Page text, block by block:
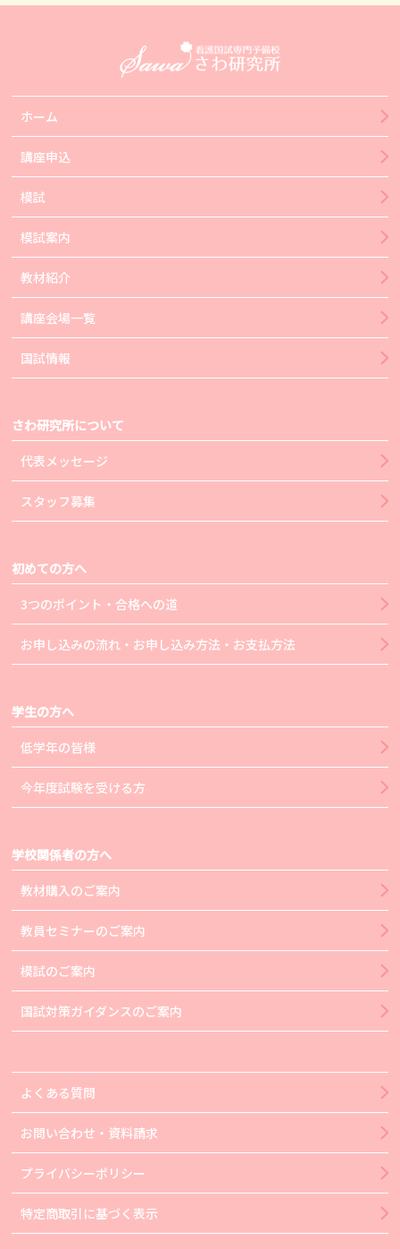
ホーム
講座申込
模試
模試案内
教材紹介
講座会場一覧
国試情報
さわ研究所について
代表メッセージ
スタッフ募集
初めての方へ
3つのポイント・合格への道
お申し込みの流れ・お申し込み方法・お支払方法
学生の方へ
低学年の皆様
今年度試験を受ける方
学校関係者の方へ
教材購入のご案内
教員セミナーのご案内
模試のご案内
国試対策ガイダンスのご案内
よくある質問
お問い合わせ・資料請求
プライバシーポリシー
特定商取引に基づく表示